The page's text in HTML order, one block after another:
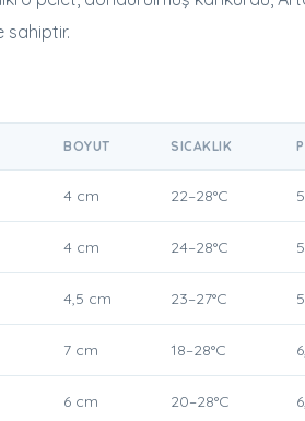
sahiptir.
BOYUT SICAKLIK
4 cm 22–28°C
4 cm 24–28°C
4,5 cm 23–27°C
7 cm 18–28°C
6 cm 20–28°C